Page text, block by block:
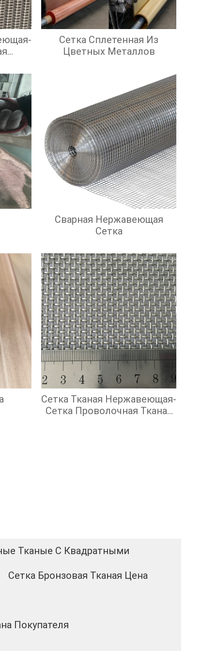
Сетка Сплетенная Из
Цветных Металлов
Сварная Нержавеющая
Сетка
Сетка Тканая Нержавеющая-
Сетка Проволочная Тканая
Тканые С Квадратными
Сетка Бронзовая Тканая Цена
Покупателя